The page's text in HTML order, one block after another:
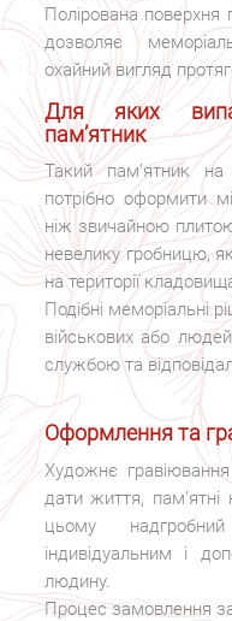
Полірована поверхня
дозволяє
охайний вигляд
Для яких
пам’ятник
Такий пам’ятник
потрібно оформити
ніж звичайною
невелику гробницю,
на території
Подібні меморіальні
військових або
службою та
Оформлення та
Художнє
дати життя,
цьому
індивідуальним і
людину.
Процес замовлення